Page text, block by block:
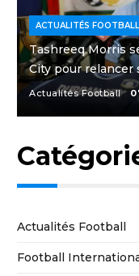
ACTUALITÉS FOOTBALL
Tashreeq Morris
City pour relancer
Actualités Football
Actualités Football
Football